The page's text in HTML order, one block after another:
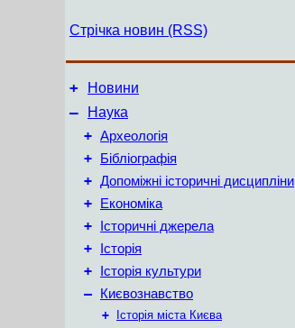
Стрічка новин (RSS)
+ Новини
–
Наука
+ Археологія
+ Бібліографія
+ Допоміжні історичні дисципліни
+ Економіка
+ Історичні джерела
+ Історія
+ Історія культури
– Києвознавство
+
Історія міста Києва